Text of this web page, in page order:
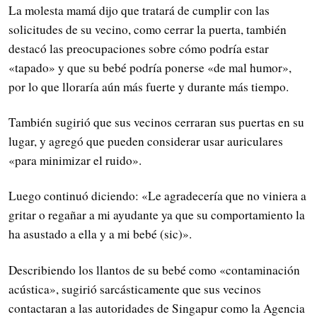
La molesta mamá dijo que tratará de cumplir con las
solicitudes de su vecino, como cerrar la puerta, también
destacó las preocupaciones sobre cómo podría estar
«tapado» y que su bebé podría ponerse «de mal humor»,
por lo que lloraría aún más fuerte y durante más tiempo.
También sugirió que sus vecinos cerraran sus puertas en su
lugar, y agregó que pueden considerar usar auriculares
«para minimizar el ruido».
Luego continuó diciendo: «Le agradecería que no viniera a
gritar o regañar a mi ayudante ya que su comportamiento la
ha asustado a ella y a mi bebé (sic)».
Describiendo los llantos de su bebé como «contaminación
acústica», sugirió sarcásticamente que sus vecinos
contactaran a las autoridades de Singapur como la Agencia